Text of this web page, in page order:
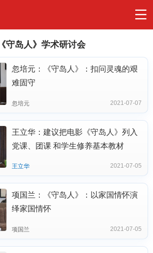
守岛人》学术研讨会
忽培元：《守岛人》：扣问灵魂的艰
难固守
忽培元 2021-07-07
王立华：建议把电影《守岛人》列入
党课、团课 和学生修养基本教材
王立华 2021-07-05
项国兰：《守岛人》：以家国情怀演
绎家国情怀
项国兰 2021-07-05